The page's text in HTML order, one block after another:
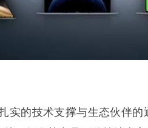
实的技术支撑与生态伙伴